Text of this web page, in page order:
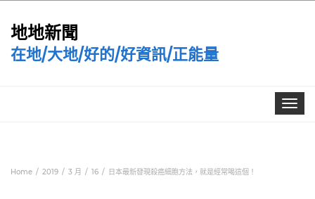
地地新聞
在地/大地/好的/好資訊/正能量
Toggle
Home 2019 3 月 16 日本最新發現殺癌細胞方法，就是經常喝這個！